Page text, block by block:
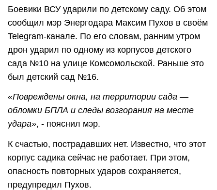
Боевики ВСУ ударили по детскому саду. Об этом
сообщил мэр Энергодара Максим Пухов в своём
Telegram-канале. По его словам, ранним утром
дрон ударил по одному из корпусов детского
сада №10 на улице Комсомольской. Раньше это
был детский сад №16.
«Повреждены окна, на территории сада —
обломки БПЛА и следы возгорания на месте
удара», - пояснил мэр.
К счастью, пострадавших нет. Известно, что этот
корпус садика сейчас не работает. При этом,
опасность повторных ударов сохраняется,
предупредил Пухов.